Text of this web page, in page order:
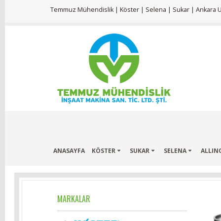
Temmuz Mühendislik | Köster | Selena | Sukar | Ankara
ANASAYFA KÖSTER SUKAR SELENA
MARKALAR